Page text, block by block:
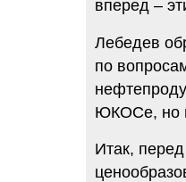
вперед –
Лебедев
по
ЮКОСе, но
Итак,